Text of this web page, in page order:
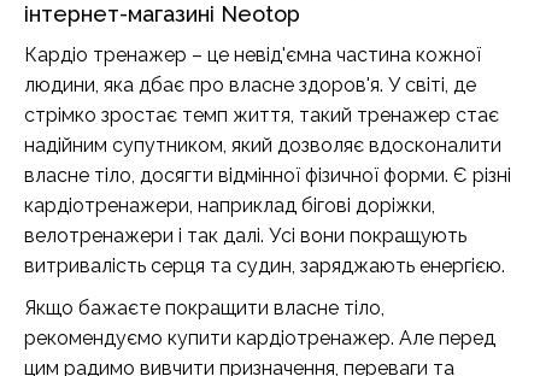
інтернет-магазині Neotop
Кардіо тренажер – це невід'ємна частина кожної
людини, яка дбає про власне здоров'я. У світі, де
стрімко зростає темп життя, такий тренажер стає
надійним супутником, який дозволяє вдосконалити
власне тіло, досягти відмінної фізичної форми. Є різні
кардіотренажери, наприклад бігові доріжки,
велотренажери і так далі. Усі вони покращують
витривалість серця та судин, заряджають енергією.
Якщо бажаєте покращити власне тіло,
рекомендуємо купити кардіотренажер. Але перед
цим радимо вивчити призначення, переваги та